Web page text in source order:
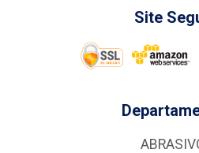
Site